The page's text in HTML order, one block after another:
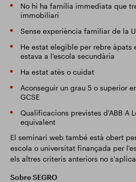
No hi ha família immediata que
immobiliari
Sense experiència familiar de la
He estat elegible per rebre àpats
estava a l'escola secundària
Ha estat atès o cuidat
Aconseguir un grau 5 o superior
GCSE
Qualificacions previstes d'ABB A
equivalent
El seminari web també està obert
escola o universitat finançada per
els altres criteris anteriors no
Sobre SEGRO